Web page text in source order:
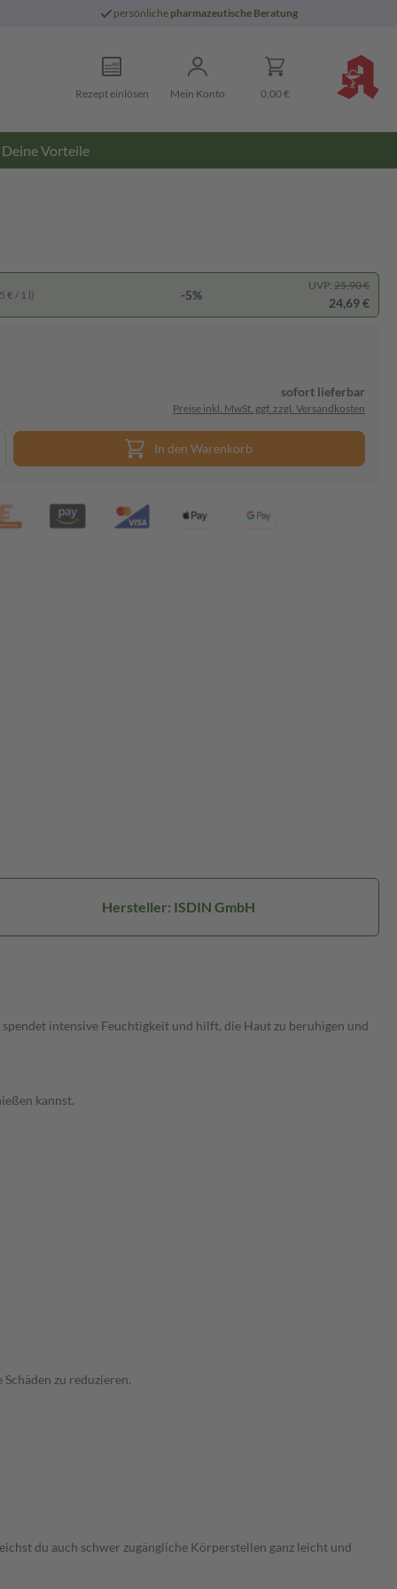
persönliche pharmazeutische Beratung
Rezept einlösen Mein Konto 0,00 €
Deine Vorteile
€ / 1 l) -5%
UVP: 25,90 €
24,69 €
sofort lieferbar
Preise inkl. MwSt. ggf. zzgl. Versandkosten
In den Warenkorb
Hersteller: ISDIN GmbH
spendet intensive Feuchtigkeit und hilft, die Haut zu beruhigen und
kannst.
zu reduzieren.
du auch schwer zugängliche Körperstellen ganz leicht und